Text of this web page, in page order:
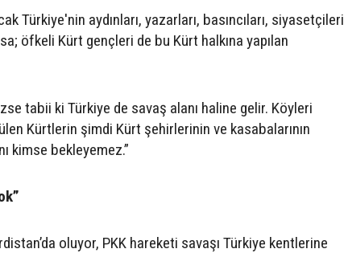
Türkiye'nin aydınları, yazarları, basıncıları, siyasetçileri
öfkeli Kürt gençleri de bu Kürt halkına yapılan
tabii ki Türkiye de savaş alanı haline gelir. Köyleri
Kürtlerin şimdi Kürt şehirlerinin ve kasabalarının
kimse bekleyemez.”
oluyor, PKK hareketi savaşı Türkiye kentlerine